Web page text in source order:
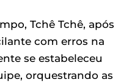
Tchê Tchê, após
com erros na
se estabeleceu
orquestrando as